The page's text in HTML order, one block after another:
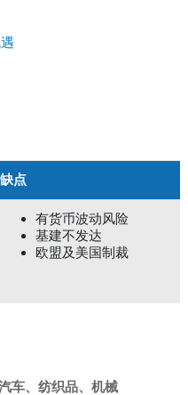
缺点
有货币波动风险
基建不发达
欧盟及美国制裁
车、纺织品、机械